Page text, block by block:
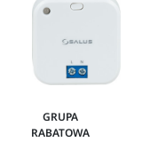
GRUPA
RABATOWA